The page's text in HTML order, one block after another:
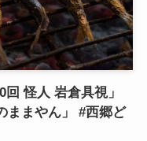
怪人 岩倉具視」
ままやん」 #西郷ど